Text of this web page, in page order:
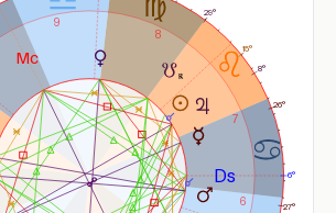
6
7
8
9
15°
26°
27°
8°
6°
29°